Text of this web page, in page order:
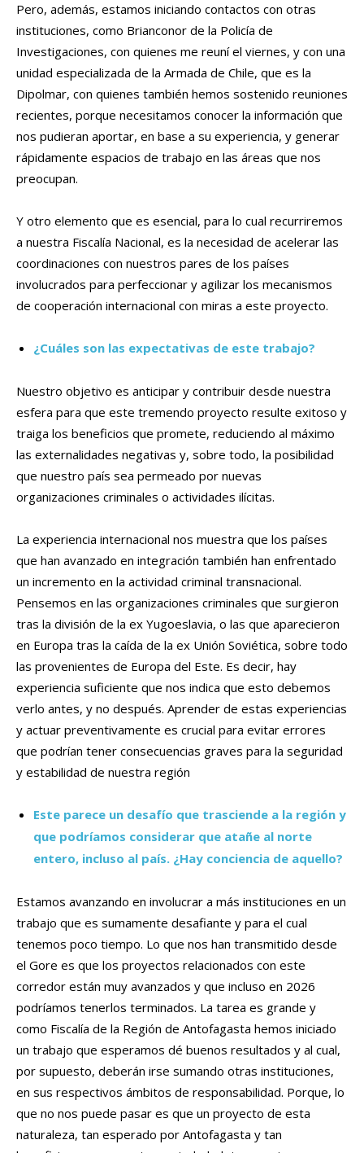
Pero, además, estamos iniciando contactos con otras
instituciones, como Brianconor de la Policía de
Investigaciones, con quienes me reuní el viernes, y con una
unidad especializada de la Armada de Chile, que es la
Dipolmar, con quienes también hemos sostenido reuniones
recientes, porque necesitamos conocer la información que
nos pudieran aportar, en base a su experiencia, y generar
rápidamente espacios de trabajo en las áreas que nos
preocupan.
Y otro elemento que es esencial, para lo cual recurriremos
a nuestra Fiscalía Nacional, es la necesidad de acelerar las
coordinaciones con nuestros pares de los países
involucrados para perfeccionar y agilizar los mecanismos
de cooperación internacional con miras a este proyecto.
¿Cuáles son las expectativas de este trabajo?
Nuestro objetivo es anticipar y contribuir desde nuestra
esfera para que este tremendo proyecto resulte exitoso y
traiga los beneficios que promete, reduciendo al máximo
las externalidades negativas y, sobre todo, la posibilidad
que nuestro país sea permeado por nuevas
organizaciones criminales o actividades ilícitas.
La experiencia internacional nos muestra que los países
que han avanzado en integración también han enfrentado
un incremento en la actividad criminal transnacional.
Pensemos en las organizaciones criminales que surgieron
tras la división de la ex Yugoeslavia, o las que aparecieron
en Europa tras la caída de la ex Unión Soviética, sobre todo
las provenientes de Europa del Este. Es decir, hay
experiencia suficiente que nos indica que esto debemos
verlo antes, y no después. Aprender de estas experiencias
y actuar preventivamente es crucial para evitar errores
que podrían tener consecuencias graves para la seguridad
y estabilidad de nuestra región
Este parece un desafío que trasciende a la región y
que podríamos considerar que atañe al norte
entero, incluso al país. ¿Hay conciencia de aquello?
Estamos avanzando en involucrar a más instituciones en un
trabajo que es sumamente desafiante y para el cual
tenemos poco tiempo. Lo que nos han transmitido desde
el Gore es que los proyectos relacionados con este
corredor están muy avanzados y que incluso en 2026
podríamos tenerlos terminados. La tarea es grande y
como Fiscalía de la Región de Antofagasta hemos iniciado
un trabajo que esperamos dé buenos resultados y al cual,
por supuesto, deberán irse sumando otras instituciones,
en sus respectivos ámbitos de responsabilidad. Porque, lo
que no nos puede pasar es que un proyecto de esta
naturaleza, tan esperado por Antofagasta y tan